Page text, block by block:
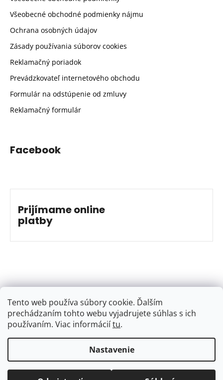
Tento web používa súbory cookie. Ďalším
prechádzaním tohto webu vyjadrujete súhlas s ich
používaním. Viac informáciítu.
Nastavenie
Všeobecné obchodné podmienky nájmu
Ochrana osobných údajov
Zásady používania súborov cookies
Reklamačný poriadok
Prevádzkovateľ internetového obchodu
Formulár na odstúpenie od zmluvy
Reklamačný formulár
Facebook
Prijímame online
platby
…
Vytvoril Shoptet&Jakub Grác